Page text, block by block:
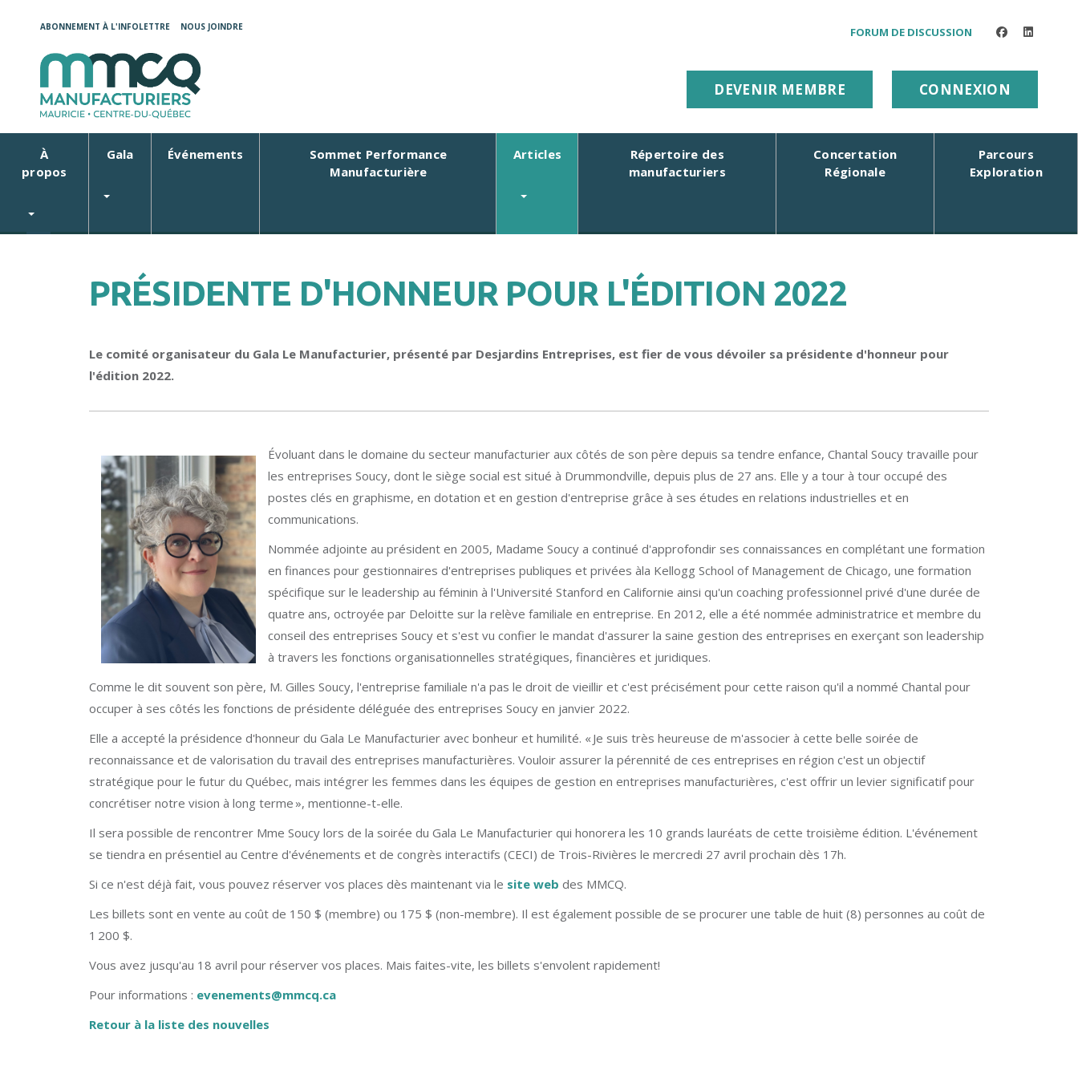
ABONNEMENT À L'INFOLETTRE NOUS JOINDRE FORUM DE DISCUSSION facebooklinkedin
DEVENIR MEMBRE CONNEXION
À
propos
Gala Événements
Sommet Performance
Manufacturière
Articles
Répertoire des
manufacturiers
Concertation
Régionale
Parcours
Exploration
PRÉSIDENTE D'HONNEUR POUR L'ÉDITION 2022
Le comité organisateur du Gala Le Manufacturier, présenté par Desjardins Entreprises, est fier de vous dévoiler sa présidente d'honneur pour
l'édition 2022.
Évoluant dans le domaine du secteur manufacturier aux côtés de son père depuis sa tendre enfance, Chantal Soucy travaille pour
les entreprises Soucy, dont le siège social est situé à Drummondville, depuis plus de 27 ans. Elle y a tour à tour occupé des
postes clés en graphisme, en dotation et en gestion d'entreprise grâce à ses études en relations industrielles et en
communications.
Nommée adjointe au président en 2005, Madame Soucy a continué d'approfondir ses connaissances en complétant une formation
en finances pour gestionnaires d'entreprises publiques et privées àla Kellogg School of Management de Chicago, une formation
spécifique sur le leadership au féminin à l'Université Stanford en Californie ainsi qu'un coaching professionnel privé d'une durée de
quatre ans, octroyée par Deloitte sur la relève familiale en entreprise. En 2012, elle a été nommée administratrice et membre du
conseil des entreprises Soucy et s'est vu confier le mandat d'assurer la saine gestion des entreprises en exerçant son leadership
à travers les fonctions organisationnelles stratégiques, financières et juridiques.
Comme le dit souvent son père, M. Gilles Soucy, l'entreprise familiale n'a pas le droit de vieillir et c'est précisément pour cette raison qu'il a nommé Chantal pour
occuper à ses côtés les fonctions de présidente déléguée des entreprises Soucy en janvier 2022.
Elle a accepté la présidence d'honneur du Gala Le Manufacturier avec bonheur et humilité. « Je suis très heureuse de m'associer à cette belle soirée de
reconnaissance et de valorisation du travail des entreprises manufacturières. Vouloir assurer la pérennité de ces entreprises en région c'est un objectif
stratégique pour le futur du Québec, mais intégrer les femmes dans les équipes de gestion en entreprises manufacturières, c'est offrir un levier significatif pour
concrétiser notre vision à long terme », mentionne-t-elle.
Il sera possible de rencontrer Mme Soucy lors de la soirée du Gala Le Manufacturier qui honorera les 10 grands lauréats de cette troisième édition. L'événement
se tiendra en présentiel au Centre d'événements et de congrès interactifs (CECI) de Trois-Rivières le mercredi 27 avril prochain dès 17h.
Si ce n'est déjà fait, vous pouvez réserver vos places dès maintenant via le site web des MMCQ.
Les billets sont en vente au coût de 150 $ (membre) ou 175 $ (non-membre). Il est également possible de se procurer une table de huit (8) personnes au coût de
1 200 $.
Vous avez jusqu'au 18 avril pour réserver vos places. Mais faites-vite, les billets s'envolent rapidement!
Pour informations : evenements@mmcq.ca
Retour à la liste des nouvelles